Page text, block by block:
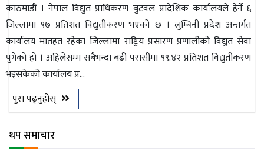
काठमाडौं । नेपाल विद्युत प्राधिकरण बुटवल प्रादेशिक कार्यालयले हेर्ने ६
जिल्लामा ९७ प्रतिशत विद्युतीकरण भएको छ । लुम्बिनी प्रदेश अन्तर्गत
कार्यालय मातहत रहेका जिल्लामा राष्ट्रिय प्रसारण प्रणालीको विद्युत सेवा
पुगेको हो । अहिलेसम्म सबैभन्दा बढी परासीमा ९९.४२ प्रतिशत विद्युतीकरण
भइसकेको कार्यालय प्र...
पुरा पढ्नुहोस्
थप समाचार